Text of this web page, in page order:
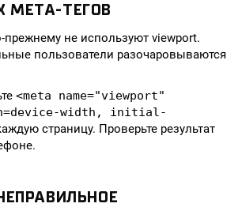
МЕТА-ТЕГОВ
не используют viewport.
пользователи разочаровываются
<meta name="viewport"
width, initial-
страницу. Проверьте результат